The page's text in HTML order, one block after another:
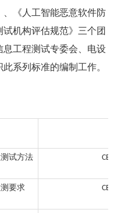
《人工智能恶意软件防
机构评估规范》三个团
工程测试专委会、电设
系列标准的编制工作。
试方法
要求